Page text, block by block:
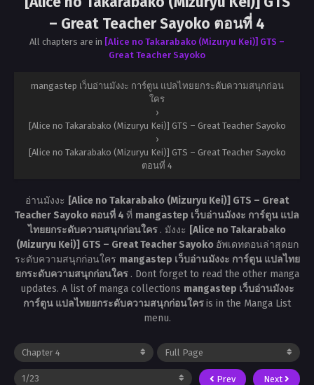
– Great Teacher Sayoko ตอนที่ 4
All chapters are in [Alice no Takarabako (Mizuryu Kei)] GTS –
Great Teacher Sayoko
mangastep เว็บอ่านมังงะ การ์ตูน แปลไทยยกระดับความสนุกก่อน
ใคร
›
[Alice no Takarabako (Mizuryu Kei)] GTS – Great Teacher Sayoko
›
[Alice no Takarabako (Mizuryu Kei)] GTS – Great Teacher Sayoko
ตอนที่ 4
อ่านมังงะ [Alice no Takarabako (Mizuryu Kei)] GTS – Great
Teacher Sayoko ตอนที่ 4 ที่ mangastep เว็บอ่านมังงะ การ์ตูน แปล
ไทยยกระดับความสนุกก่อนใคร . มังงะ [Alice no Takarabako
(Mizuryu Kei)] GTS – Great Teacher Sayoko อัพเดทตอนล่าสุดยก
ระดับความสนุกก่อนใคร mangastep เว็บอ่านมังงะ การ์ตูน แปลไทย
ยกระดับความสนุกก่อนใคร . Dont forget to read the other manga
updates. A list of manga collections mangastep เว็บอ่านมังงะ
การ์ตูน แปลไทยยกระดับความสนุกก่อนใครis in the Manga List
menu.
Prev Next